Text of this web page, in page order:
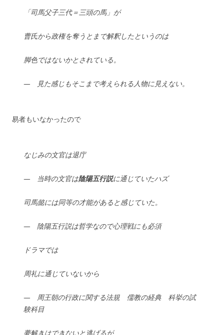
「司馬父子三代＝三頭の馬」が
曹氏から政権を奪うとまで解釈したというのは
脚色ではないかとされている。
— 見た感じもそこまで考えられる人物に見えない。
易者もいなかったので
なじみの文官は退庁
— 当時の文官は陰陽五行説に通じていたハズ
司馬懿には同等の才能があると感じていた。
— 陰陽五行説は哲学なので心理戦にも必須
ドラマでは
周礼に通じていないから
— 周王朝の行政に関する法規 儒教の経典 科挙の試
験科目
夢解きはできないと逃げるが